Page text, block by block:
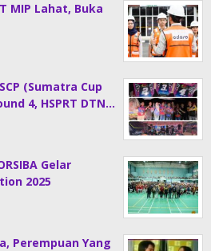
MIP Lahat, Buka
(Sumatra Cup
4, HSPRT DTN…
Gelar
2025
Perempuan Yang